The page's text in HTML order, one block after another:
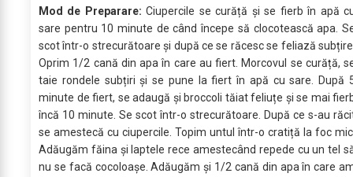
Mod de Preparare: Ciupercile se curăță și se fierb în apă
sare pentru 10 minute de când începe să clocotească apa.
scot într-o strecurătoare și după ce se răcesc se feliază
Oprim 1/2 cană din apa în care au fiert. Morcovul se curăță,
taie rondele subțiri și se pune la fiert în apă cu sare. După
minute de fiert, se adaugă și broccoli tăiat feliuțe și se mai
încă 10 minute. Se scot într-o strecurătoare. După ce s-au
se amestecă cu ciupercile. Topim untul într-o cratiță la foc
Adăugăm făina și laptele rece amestecând repede cu un tel
nu se facă cocoloașe. Adăugăm și 1/2 cană din apa în care